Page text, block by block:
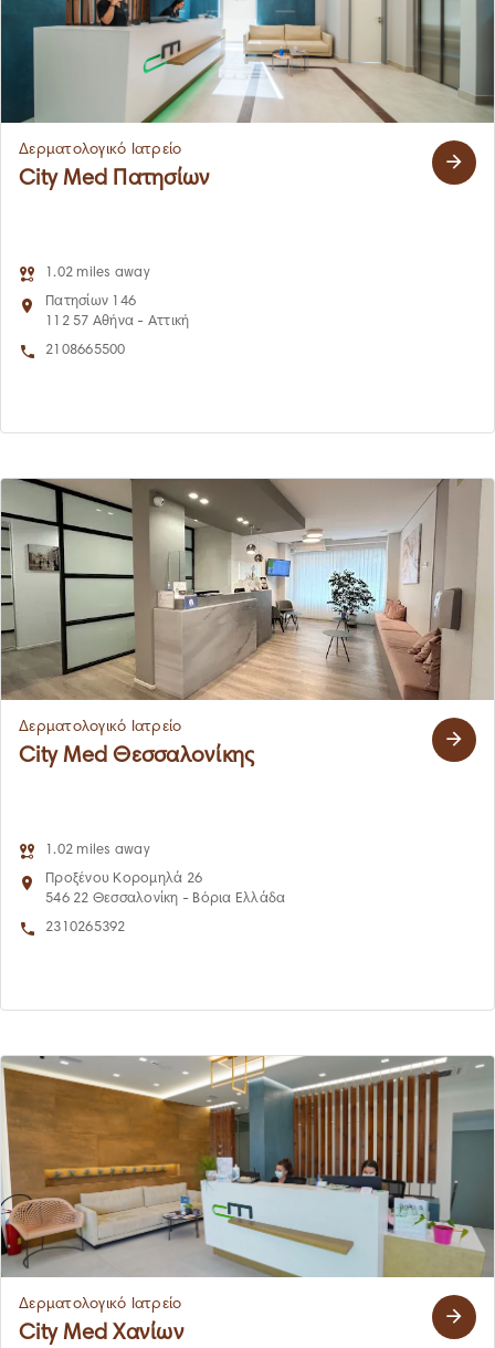
Δερματολογικό Ιατρείο
City Med Πατησίων
1.02 miles away
Πατησίων 146
112 57 Αθήνα - Αττική
2108665500
Δερματολογικό Ιατρείο
City Med Θεσσαλονίκης
1.02 miles away
Προξένου Κορομηλά 26
546 22 Θεσσαλονίκη - Βόρια Ελλάδα
2310265392
Δερματολογικό Ιατρείο
City Med Χανίων